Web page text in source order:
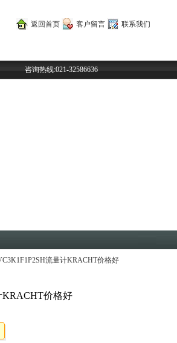
返回首页 客户留言 联系我们
咨询热线:021-32586636
流量计KRACHT价格好
KRACHT价格好